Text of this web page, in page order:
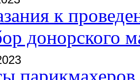
к
донорского